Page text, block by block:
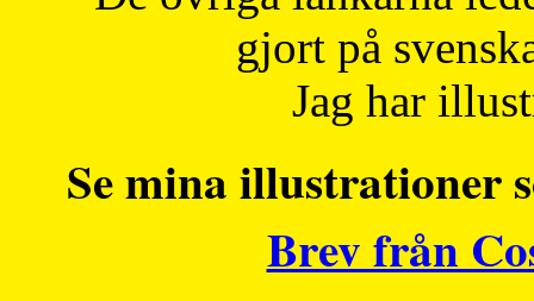
gjort på
Jag har
Se mina illustrationer
Brev från